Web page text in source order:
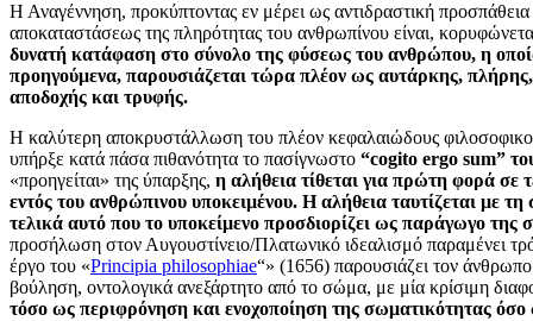
Η Αναγέννηση, προκύπτοντας εν μέρει ως αντιδραστική
αποκαταστάσεως της πληρότητας του ανθρωπίνου είναι,
δυνατή κατάφαση στο σύνολο της φύσεως του ανθρώπου, η
προηγούμενα, παρουσιάζεται τώρα πλέον ως αυτάρκης,
αποδοχής και τρυφής.
Η καλύτερη αποκρυστάλλωση του πλέον κεφαλαιώδους
υπήρξε κατά πάσα πιθανότητα το πασίγνωστο “cogito ergo sum”
«προηγείται» της ύπαρξης, η αλήθεια τίθεται για πρώτη φορά σε
εντός του ανθρώπινου υποκειμένου. Η αλήθεια ταυτίζεται με τη
τελικά αυτό που το υποκείμενο προσδιορίζει ως παράγωγο της
προσήλωση στον Αυγουστίνειο/Πλατωνικό ιδεαλισμό παραμένει
έργο του «Principia philosophiae“» (1656) παρουσιάζει τον
βούληση, οντολογικά ανεξάρτητο από το σώμα, με μία κρίσιμη
τόσο ως περιφρόνηση και ενοχοποίηση της σωματικότητας